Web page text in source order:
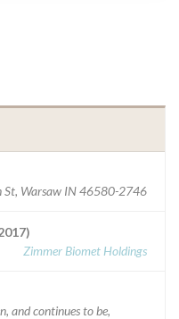
St, Warsaw IN 46580-2746
Zimmer Biomet Holdings
and continues to be,